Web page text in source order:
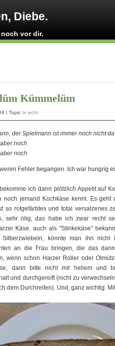
Diebe.
vor dir.
Kümmelüm
| Topic In echt
der Spielmann ist immer noch nicht da
noch
noch
Fehler begangen. Ich war hungrig
ich dann plötzlich Appetit auf
noch jemand Kochkäse kennt. Es geht
so rotgefärbtes und total versalzenes
sehr ölig, das habe ich zwar recht
Käse, auch als "Stinkekäse"
Silberzwiebeln, könnte man ihn nicht
an die Frau bringen, die das
wenn schon Harzer Roller oder
dann bittenichtmit hellem und
und durchgereift (nicht zu
dem Durchreifen). Und, ganz wichtig: